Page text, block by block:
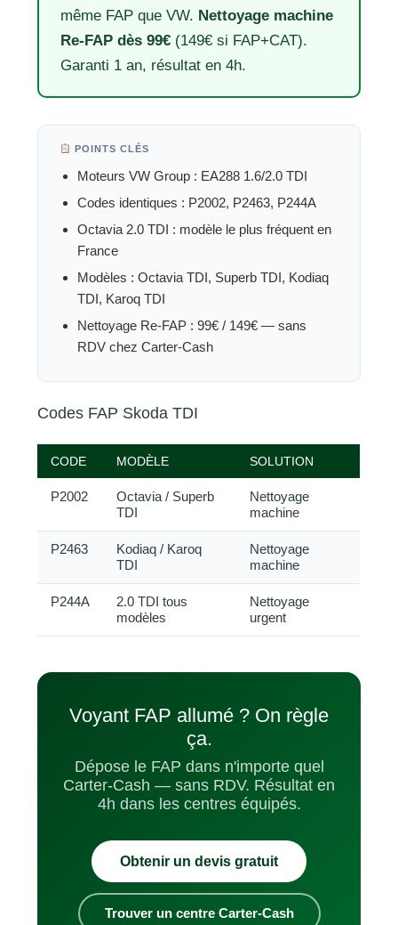
même FAP que VW. Nettoyage machine
Re-FAP dès 99€ (149€ si FAP+CAT).
Garanti 1 an, résultat en 4h.
POINTS CLÉS
Moteurs VW Group : EA288 1.6/2.0 TDI
Codes identiques : P2002, P2463, P244A
Octavia 2.0 TDI : modèle le plus fréquent en
France
Modèles : Octavia TDI, Superb TDI, Kodiaq
TDI, Karoq TDI
Nettoyage Re-FAP : 99€ / 149€ — sans
RDV chez Carter-Cash
Codes FAP Skoda TDI
CODE MODÈLE SOLUTION
P2002
Octavia / Superb
TDI
Nettoyage
machine
P2463
Kodiaq / Karoq
TDI
Nettoyage
machine
P244A
2.0 TDI tous
modèles
Nettoyage
urgent
Voyant FAP allumé ? On règle
ça.
Dépose le FAP dans n'importe quel
Carter-Cash — sans RDV. Résultat en
4h dans les centres équipés.
Obtenir un devis gratuit
Trouver un centre Carter-Cash